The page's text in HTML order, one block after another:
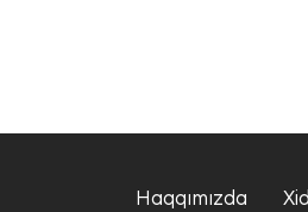
Haqqımızda